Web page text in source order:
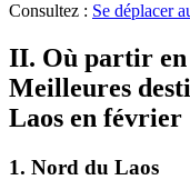
Consultez : Se déplacer
II. Où partir en
Meilleures
Laos en février
1. Nord du Laos